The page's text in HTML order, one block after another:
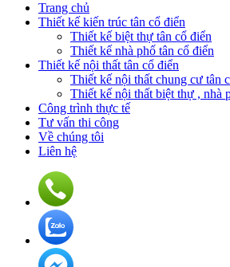
Trang chủ
Thiết kế kiến trúc tân cổ điển
Thiết kế biệt thự tân cổ điển
Thiết kế nhà phố tân cổ điển
Thiết kế nội thất tân cổ điển
Thiết kế nội thất chung cư tân
Thiết kế nội thất biệt thự , nhà
Công trình thực tế
Tư vấn thi công
Về chúng tôi
Liên hệ